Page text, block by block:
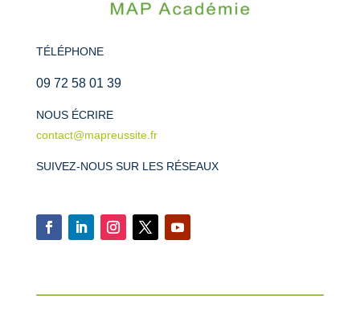
TÉLÉPHONE
09 72 58 01 39
NOUS ÉCRIRE
contact@mapreussite.fr
SUIVEZ-NOUS SUR LES RÉSEAUX